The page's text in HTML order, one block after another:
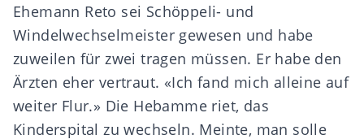
Ehemann Reto sei Schöppeli- und
Windelwechselmeister gewesen und habe
zuweilen für zwei tragen müssen. Er habe den
Ärzten eher vertraut. «Ich fand mich alleine auf
weiter Flur.» Die Hebamme riet, das
Kinderspital zu wechseln. Meinte, man solle